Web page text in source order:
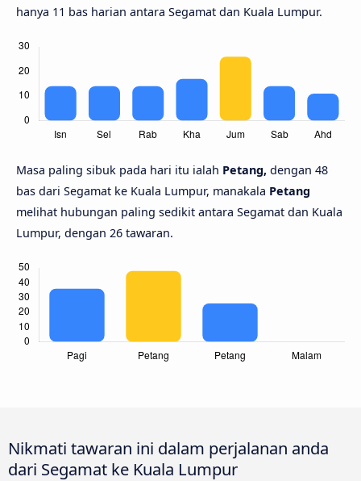
hanya 11 bas harian antara Segamat dan Kuala Lumpur.
Masa paling sibuk pada hari itu ialah Petang, dengan 48
bas dari Segamat ke Kuala Lumpur, manakala Petang
melihat hubungan paling sedikit antara Segamat dan Kuala
Lumpur, dengan 26 tawaran.
Nikmati tawaran ini dalam perjalanan anda
dari Segamat ke Kuala Lumpur